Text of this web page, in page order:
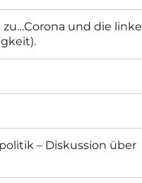
und die linke
– Diskussion über